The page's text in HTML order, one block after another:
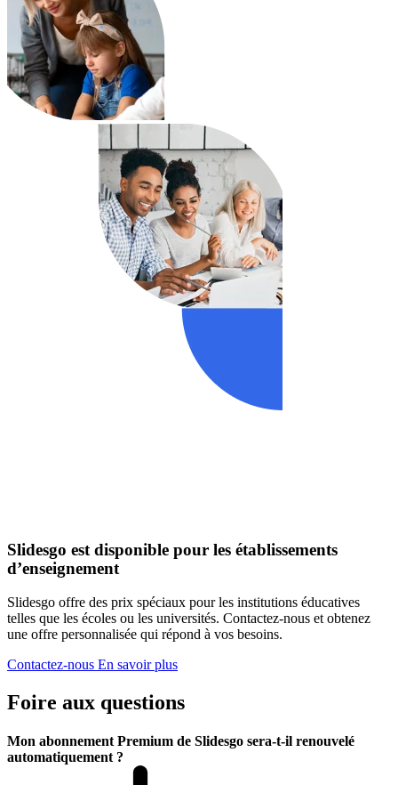
Slidesgo est disponible pour les établissements
d’enseignement
Slidesgo offre des prix spéciaux pour les institutions éducatives
telles que les écoles ou les universités. Contactez-nous et obtenez
une offre personnalisée qui répond à vos besoins.
Contactez-nous En savoir plus
Foire aux questions
Mon abonnement Premium de Slidesgo sera-t-il renouvelé
automatiquement ?